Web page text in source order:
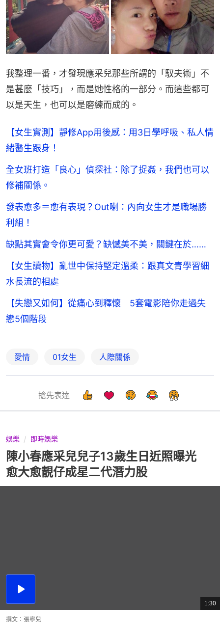
我整理一番，才發現應采兒那些所謂的「馭夫術」不
是甚麼「技巧」，而是她性格的一部分。而這些都可
以是天生，也可以是磨練而成的。
【女生實測】靜修App用後感：用3日學呼吸、私人情
緒醫生跟身！
全女班打造「良心」偵探社：除了捉姦，我們也可以
修補關係。
發表愈多＝愈有表現？Out喇：內向女生才是職場勝
利組！
缺點其實會令你更可愛？缺憾美不美，關鍵在於……
【女生讀物】亂世中保持堅定溫柔：跟真文青學習細
水長流的相處
【失戀又如何】從痛心到釋懷 5套電影陪你走過失
戀5個階段
愛情 01女生 人際關係
搶先表達
娛樂 即時娛樂
陳小春應采兒兒子13歲生日近照曝光
愈大愈靚仔成星二代潛力股
播
總
共
1:30
撰文： 張寧兒